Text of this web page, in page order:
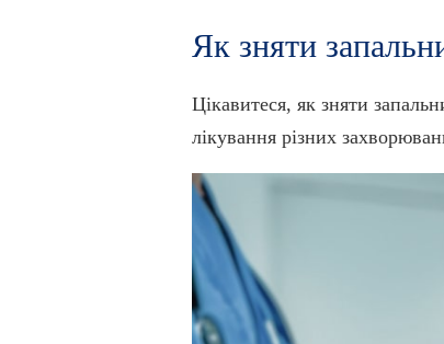
Як зняти
Цікавитеся, як зняти
лікування різних